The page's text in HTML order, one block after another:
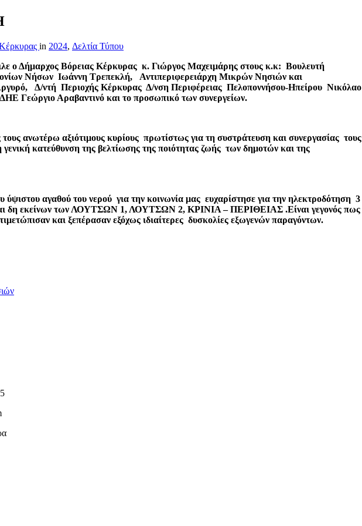
in 2024, Δελτία Τύπου
ο Δήμαρχος Βόρειας Κέρκυρας κ. Γιώργος Μαχειμάρης στους κ.κ: Βουλευτή
Νήσων Ιωάννη Τρεπεκλή,
Αντιπεριφερειάρχη Μικρών Νησιών και
Δ/ντή Περιοχής Κέρκυρας Δ/νση Περιφέρειας Πελοποννήσου-Ηπείρου Νικόλαο
Γεώργιο Αραβαντινό και το προσωπικό των συνεργείων.
ανωτέρω αξιότιμους κυρίους πρωτίστως για τη συστράτευση και συνεργασίας τους
κατεύθυνση της βελτίωσης της ποιότητας ζωής των δημοτών και της
αγαθού του νερού για την κοινωνία μας ευχαρίστησε για την ηλεκτροδότηση 3
δη εκείνων των ΛΟΥΤΣΩΝ 1, ΛΟΥΤΣΩΝ 2, ΚΡΙΝΙΑ – ΠΕΡΙΘΕΙΑΣ .Είναι γεγονός πως
και ξεπέρασαν εξόχως ιδιαίτερες δυσκολίες εξωγενών παραγόντων.